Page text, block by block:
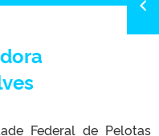
Federal de Pelotas